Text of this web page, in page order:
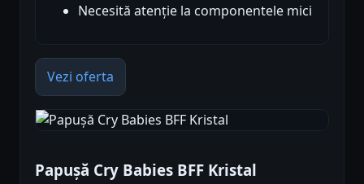
Necesită atenție la componentele mici
Vezi oferta
Papușă Cry Babies BFF Kristal